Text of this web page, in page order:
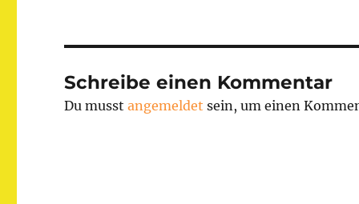
Schreibe einen Kommentar
Du musstangemeldet sein, um einen